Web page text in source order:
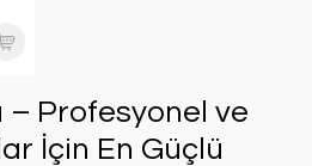
– Profesyonel ve
İçin En Güçlü